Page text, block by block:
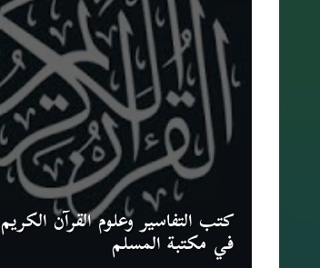
كتب التفاسير وعلوم القرآن الكريم
في مكتبة المسلم